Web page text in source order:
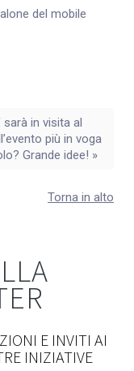
del mobile
in visita al
più in voga
Grande idee! »
Torna in alto
E INVITI AI
INIZIATIVE